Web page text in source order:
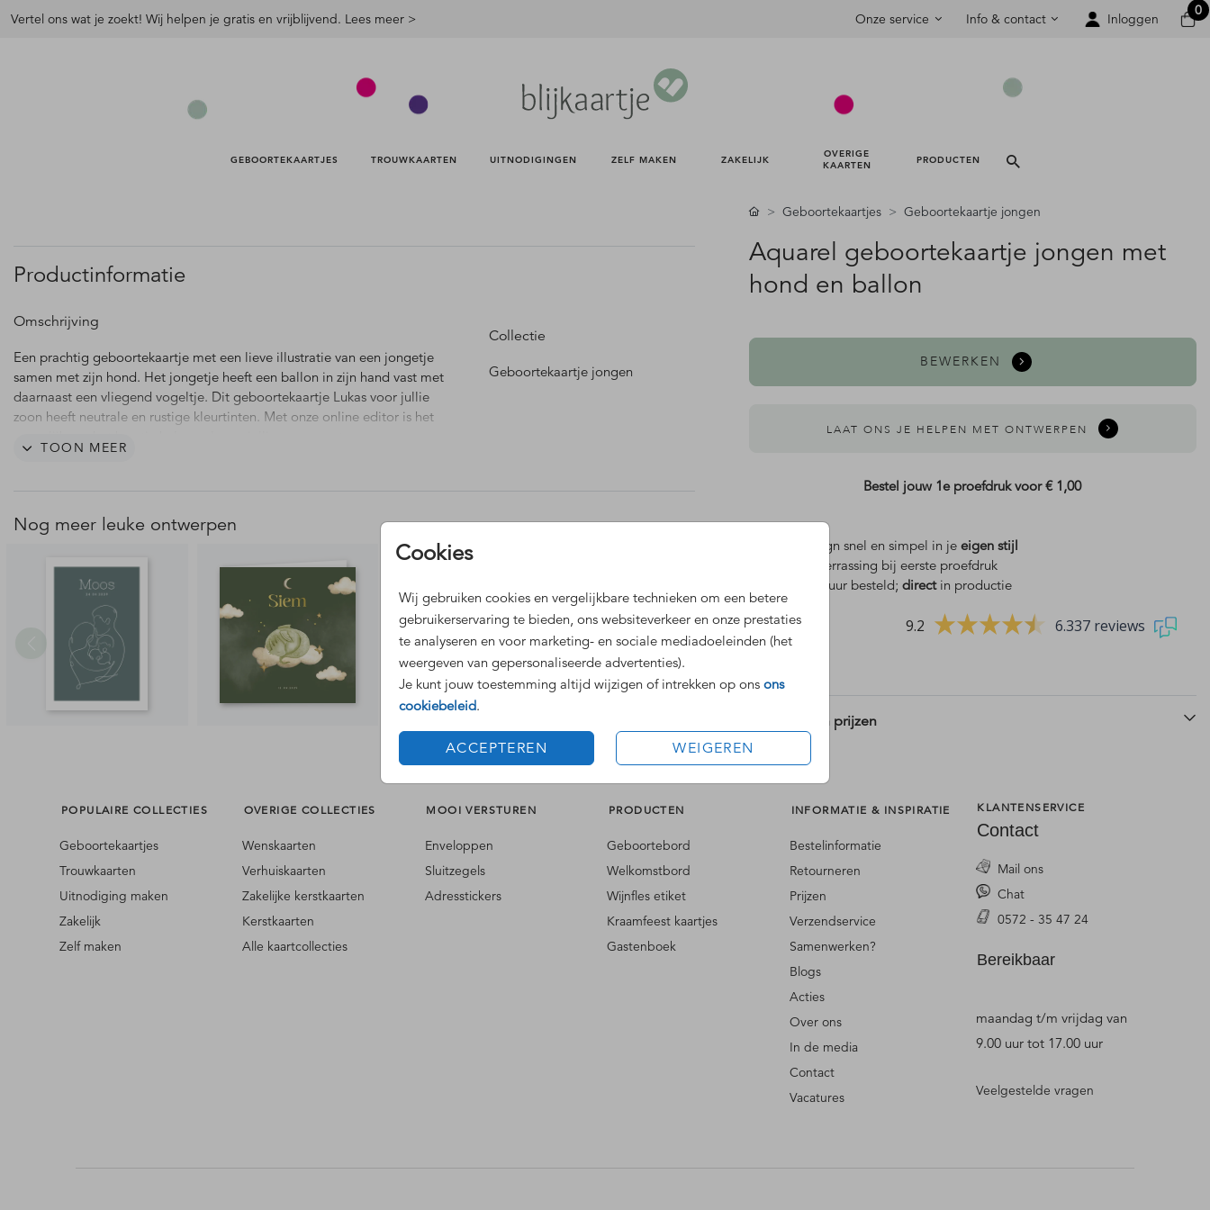
Vertel ons wat je zoekt! Wij helpen je gratis en vrijblijvend. Lees meer > Onze service Info & contact Inloggen
0
GEBOORTEKAARTJES TROUWKAARTEN UITNODIGINGEN ZELF MAKEN ZAKELIJK
OVERIGE
KAARTEN
PRODUCTEN
Cookies
Wij gebruiken cookies en vergelijkbare technieken om een betere
gebruikerservaring te bieden, ons websiteverkeer en onze prestaties
te analyseren en voor marketing- en sociale mediadoeleinden (het
weergeven van gepersonaliseerde advertenties).
Je kunt jouw toestemming altijd wijzigen of intrekken op ons ons
cookiebeleid.
ACCEPTEREN WEIGEREN
Productinformatie
Omschrijving
Een prachtig geboortekaartje met een lieve illustratie van een jongetje
samen met zijn hond. Het jongetje heeft een ballon in zijn hand vast met
daarnaast een vliegend vogeltje. Dit geboortekaartje Lukas voor jullie
zoon heeft neutrale en rustige kleurtinten. Met onze online editor is het
TOON MEER
Collectie
Geboortekaartje jongen
Nog meer leuke ontwerpen
Geboortekaartjes Geboortekaartje jongen
Aquarel geboortekaartje jongen met
hond en ballon
BEWERKEN
LAAT ONS JE HELPEN MET ONTWERPEN
Bestel jouw 1e proefdruk voor€ 1,00
Dit design snel en simpel in je eigen stijl
verrassing bij eerste proefdruk
Voor 18 uur besteld; directin productie
9.2 6.337 reviews
Formaten en prijzen
POPULAIRE COLLECTIES
Geboortekaartjes
Trouwkaarten
Uitnodiging maken
Zakelijk
Zelf maken
OVERIGE COLLECTIES
Wenskaarten
Verhuiskaarten
Zakelijke kerstkaarten
Kerstkaarten
Alle kaartcollecties
MOOI VERSTUREN
Enveloppen
Sluitzegels
Adresstickers
PRODUCTEN
Geboortebord
Welkomstbord
Wijnfles etiket
Kraamfeest kaartjes
Gastenboek
INFORMATIE & INSPIRATIE
Bestelinformatie
Retourneren
Prijzen
Verzendservice
Samenwerken?
Blogs
Acties
Over ons
In de media
Contact
Vacatures
KLANTENSERVICE
Contact
Mail ons
Chat
0572 - 35 47 24
Bereikbaar
maandag t/m vrijdag van
9.00 uur tot 17.00 uur
Veelgestelde vragen